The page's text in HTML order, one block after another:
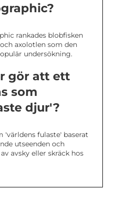
rankades blobfisken
axolotlen som den
undersökning.
gör att ett
som
djur'?
'världens fulaste' baserat
utseenden och
avsky eller skräck hos